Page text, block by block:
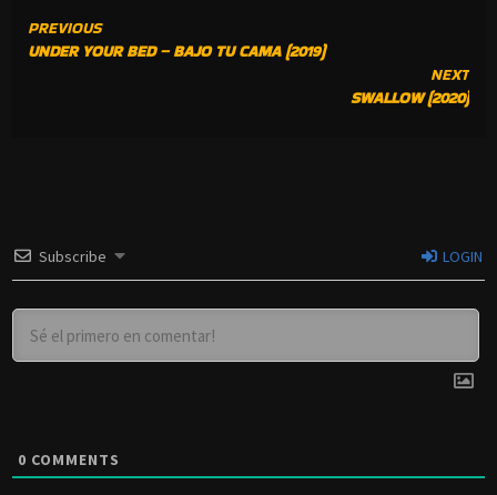
CONTINUE
READING
PREVIOUS
UNDER YOUR BED – BAJO TU CAMA (2019)
NEXT
SWALLOW (2020)
Subscribe LOGIN
0 COMMENTS